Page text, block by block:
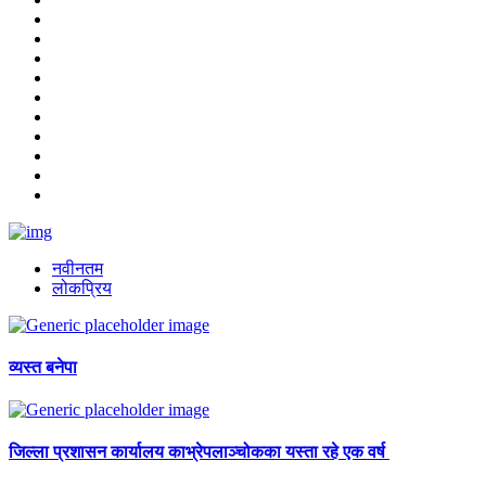
नवीनतम
लोकप्रिय
व्यस्त बनेपा
जिल्ला प्रशासन कार्यालय काभ्रेपलाञ्चोकका यस्ता रहे एक वर्ष